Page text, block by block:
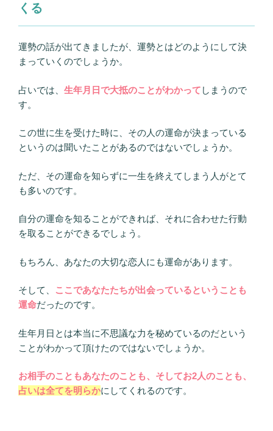
くる
運勢の話が出てきましたが、運勢とはどのようにして決
まっていくのでしょうか。
占いでは、 生年月日で大抵のことがわかって しまうので
す。
この世に生を受けた時に、その人の運命が決まっている
というのは聞いたことがあるのではないでしょうか。
ただ、その運命を知らずに一生を終えてしまう人がとて
も多いのです。
自分の運命を知ることができれば、それに合わせた行動
を取ることができるでしょう。
もちろん、あなたの大切な恋人にも運命があります。
そして、
ここであなたたちが出会っているということも
運命だったのです。
生年月日とは本当に不思議な力を秘めているのだという
ことがわかって頂けたのではないでしょうか。
お相手のこともあなたのことも、そしてお2人のことも、
占いは全てを明らかにしてくれるのです。